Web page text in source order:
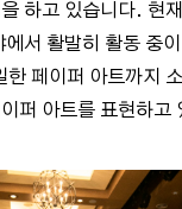
하고 있습니다. 현
서 활발히 활동 중
한 페이퍼 아트까지
퍼 아트를 표현하고